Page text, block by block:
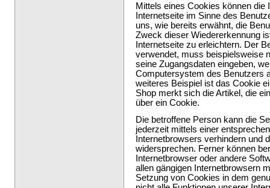
Mittels eines Cookies können die
Internetseite im Sinne des
uns, wie bereits erwähnt, die
Zweck dieser Wiedererkennung
Internetseite zu erleichtern. Der
verwendet, muss beispielsweise
seine Zugangsdaten eingeben,
Computersystem des Benutzers
weiteres Beispiel ist das Cookie
Shop merkt sich die Artikel, die
über ein Cookie.
Die betroffene Person kann die
jederzeit mittels einer
Internetbrowsers verhindern und
widersprechen. Ferner können
Internetbrowser oder andere
allen gängigen Internetbrowsern
Setzung von Cookies in dem